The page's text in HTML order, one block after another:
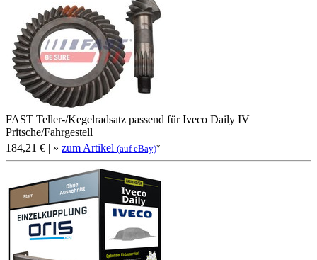
FAST Teller-/Kegelradsatz passend für Iveco Daily IV
Pritsche/Fahrgestell
184,21 € | » zum Artikel (auf eBay)*